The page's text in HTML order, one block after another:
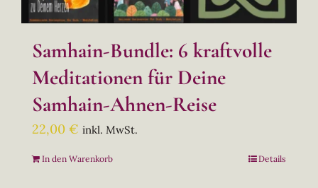
Samhain-Bundle: 6 kraftvolle
Meditationen für Deine
Samhain-Ahnen-Reise
22,00 € inkl. MwSt.
In den Warenkorb Details